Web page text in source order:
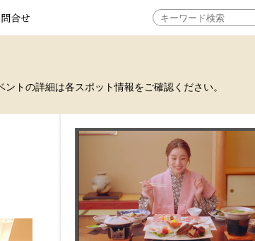
合せ
トの詳細は各スポット情報をご確認ください。